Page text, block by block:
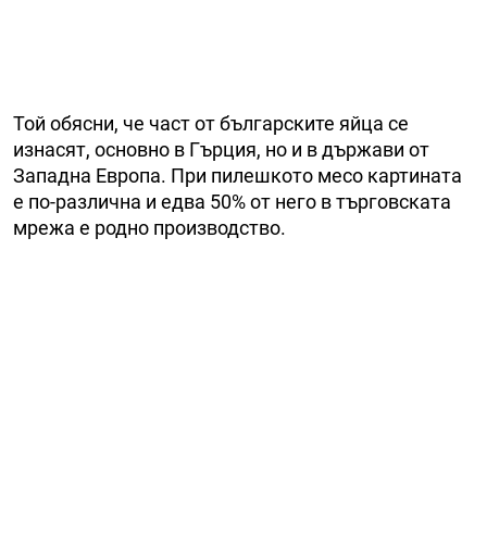
Той обясни, че част от българските яйца се
изнасят, основно в Гърция, но и в държави от
Западна Европа. При пилешкото месо картината
е по-различна и едва 50% от него в търговската
мрежа е родно производство.